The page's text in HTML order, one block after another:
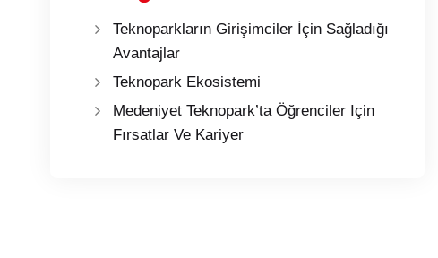
Teknoparkların Girişimciler İçin Sağladığı
Avantajlar
Teknopark Ekosistemi
Medeniyet Teknopark’ta Öğrenciler Için
Fırsatlar Ve Kariyer